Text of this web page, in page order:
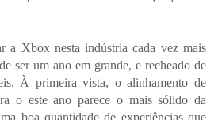
a Xbox nesta indústria cada vez mais
ser um ano em grande, e recheado de
À primeira vista, o alinhamento de
o este ano parece o mais sólido da